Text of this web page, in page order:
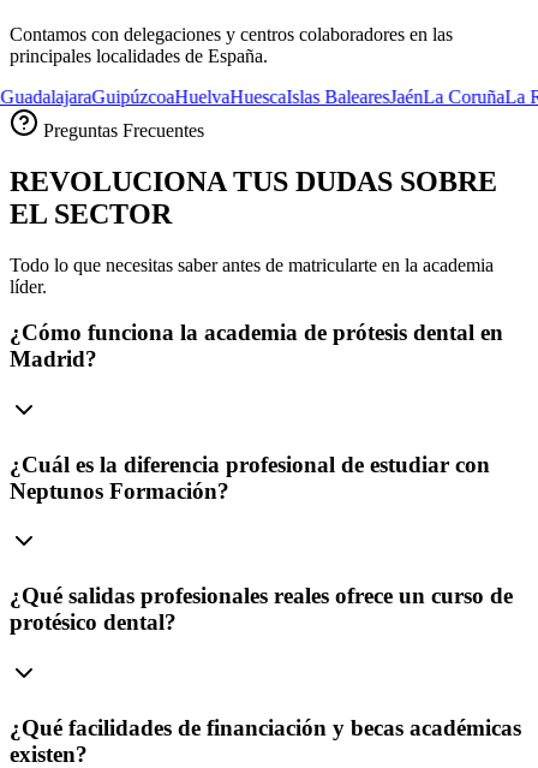
Contamos con delegaciones y centros colaboradores en las
principales localidades de España.
GuipúzcoaHuelvaHuescaIslas BalearesJaénLa CoruñaLa Rioja
Preguntas Frecuentes
REVOLUCIONA TUS DUDAS SOBRE
EL SECTOR
Todo lo que necesitas saber antes de matricularte en la academia
líder.
¿Cómo funciona la academia de prótesis dental en
Madrid?
¿Cuál es la diferencia profesional de estudiar con
Neptunos Formación?
¿Qué salidas profesionales reales ofrece un curso de
protésico dental?
¿Qué facilidades de financiación y becas académicas
existen?